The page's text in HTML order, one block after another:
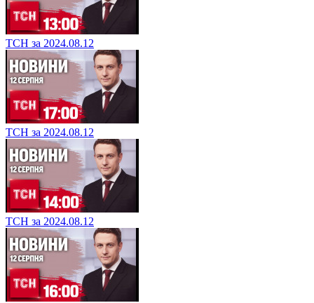
ТСН за 2024.08.12
ТСН за 2024.08.12
ТСН за 2024.08.12